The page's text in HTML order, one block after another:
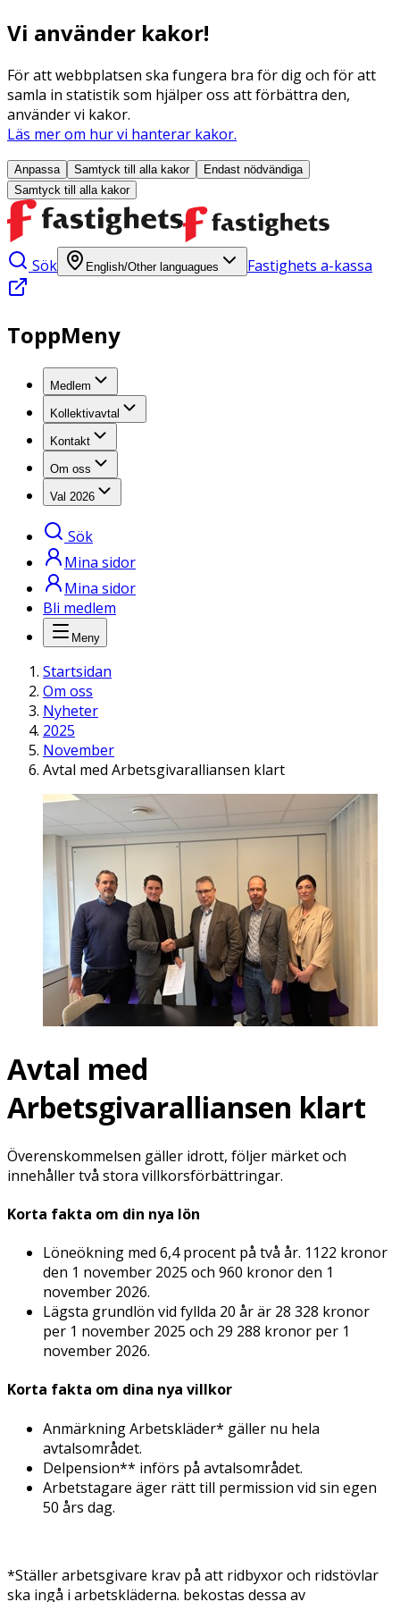
Vi använder kakor!
För att webbplatsen ska fungera bra för dig och för att
samla in statistik som hjälper oss att förbättra den,
använder vi kakor.
Läs mer om hur vi hanterar kakor.
Anpassa Samtyck till alla kakor
Endast nödvändiga
Samtyck till alla kakor
Sök English/Other languagues Fastighets a-kassa
ToppMeny
Medlem
Kollektivavtal
Kontakt
Om oss
Val 2026
Sök
Mina sidor
Mina sidor
Bli medlem
Meny
Startsidan
Om oss
Nyheter
2025
November
Avtal med Arbetsgivaralliansen klart
Avtal med
Arbetsgivaralliansen klart
Överenskommelsen gäller idrott, följer märket och
innehåller två stora villkorsförbättringar.
Korta fakta om din nya lön
Löneökning med 6,4 procent på två år. 1122 kronor
den 1 november 2025 och 960 kronor den 1
november 2026.
Lägsta grundlön vid fyllda 20 år är 28 328 kronor
per 1 november 2025 och 29 288 kronor per 1
november 2026.
Korta fakta om dina nya villkor
Anmärkning Arbetskläder* gäller nu hela
avtalsområdet.
Delpension** införs på avtalsområdet.
Arbetstagare äger rätt till permission vid sin egen
50 års dag.
*Ställer arbetsgivare krav på att ridbyxor och ridstövlar
ska ingå i arbetskläderna. bekostas dessa av